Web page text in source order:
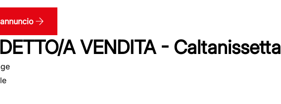
A VENDITA - Caltanissetta